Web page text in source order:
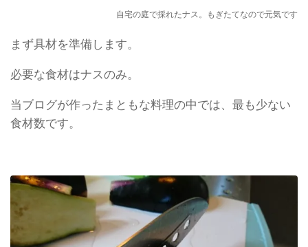
自宅の庭で採れたナス。もぎたてなので元気です
まず具材を準備します。
必要な食材はナスのみ。
当ブログが作ったまともな料理の中では、最も少ない
食材数です。